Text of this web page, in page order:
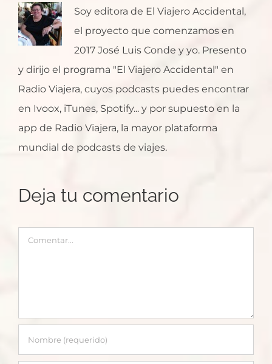
Soy editora de El Viajero Accidental,
el proyecto que comenzamos en
2017 José Luis Conde y yo. Presento
y dirijo el programa "El Viajero Accidental" en
Radio Viajera, cuyos podcasts puedes encontrar
en Ivoox, iTunes, Spotify... y por supuesto en la
app de Radio Viajera, la mayor plataforma
mundial de podcasts de viajes.
Deja tu comentario
Comentar